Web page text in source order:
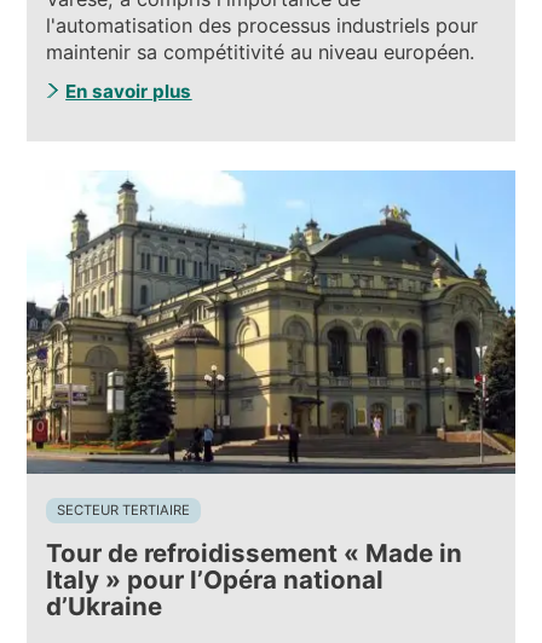
l'automatisation des processus industriels pour
maintenir sa compétitivité au niveau européen.
En savoir plus
SECTEUR TERTIAIRE
Tour de refroidissement « Made in
Italy » pour l’Opéra national
d’Ukraine